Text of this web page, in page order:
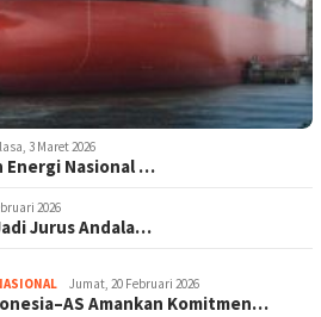
3 Maret 2026
Energi Nasional …
2026
Jurus Andala…
Jumat, 20 Februari 2026
Amankan Komitmen…